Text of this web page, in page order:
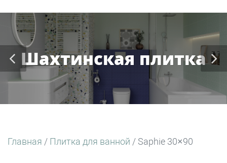
Шахтинская плитка
Главная / Плитка для ванной / Saphie 30×90